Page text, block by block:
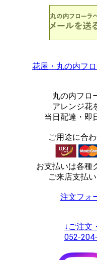
花屋・丸の内フ
丸の内フロ
アレンジ花
当日配達・即
ご用途に合
お支払いは各種
ご来店支払
注文フォ
↓ご注文
052-